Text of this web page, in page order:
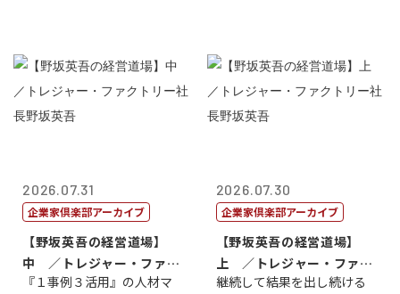
2026.07.31
企業家倶楽部アーカイブ
【野坂英吾の経営道場】
中 ／トレジャー・ファク
トリー社長野坂...
『１事例３活用』の人材マ
2026.07.30
企業家倶楽部アーカイブ
【野坂英吾の経営道場】
上 ／トレジャー・ファク
トリー社長野坂...
継続して結果を出し続ける